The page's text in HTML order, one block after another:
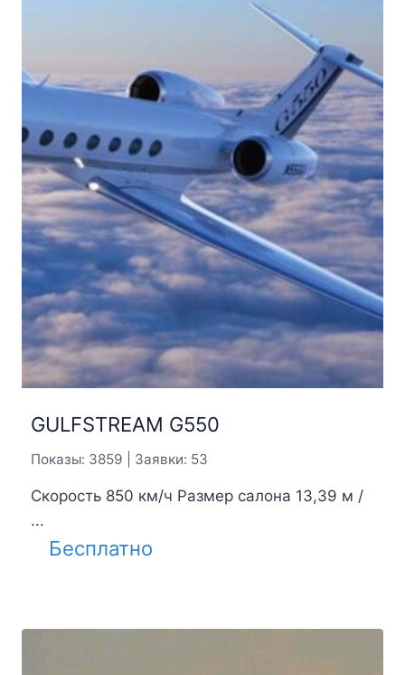
GULFSTREAM G550
Показы: 3859 | Заявки: 53
Скорость 850 км/ч Размер салона 13,39 м /
...
Бесплатно